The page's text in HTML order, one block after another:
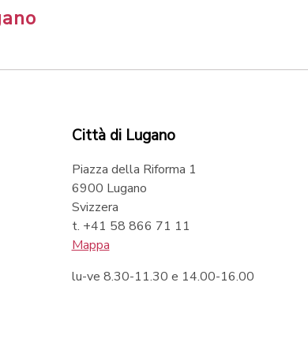
Città di Lugano
Piazza della Riforma 1
6900 Lugano
Svizzera
t. +41 58 866 71 11
Mappa
lu-ve 8.30-11.30 e 14.00-16.00